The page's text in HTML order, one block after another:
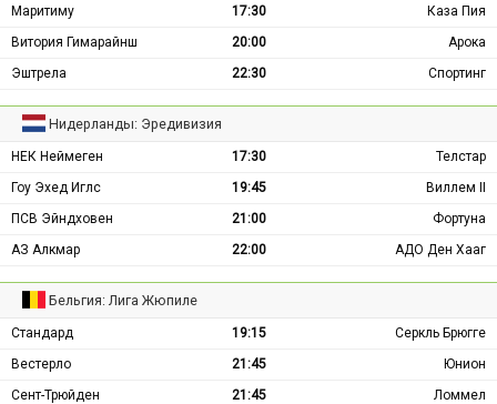
Маритиму 17:30
Каза Пия
Витория Гимарайнш
20:00
Арока
Эштрела
22:30 Спортинг
Нидерланды: Эредивизия
НЕК Неймеген 17:30
Телстар
Гоу Эхед Иглс
19:45
Виллем II
ПСВ Эйндховен
21:00
Фортуна
АЗ Алкмар
22:00 АДО Ден Хааг
Бельгия: Лига Жюпиле
Стандард 19:15
Серкль Брюгге
Вестерло
21:45
Юнион
Сент-Трюйден
21:45 Ломмел